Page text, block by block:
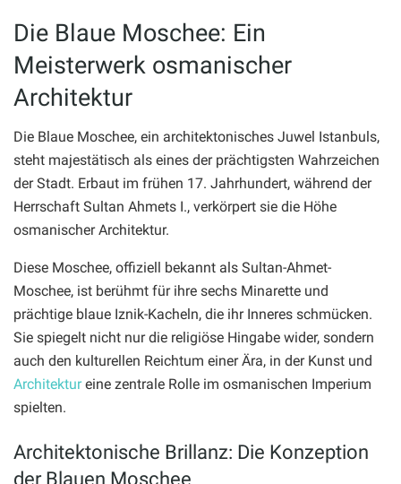
Die Blaue Moschee: Ein
Meisterwerk osmanischer
Architektur
Die Blaue Moschee, ein architektonisches Juwel Istanbuls,
steht majestätisch als eines der prächtigsten Wahrzeichen
der Stadt. Erbaut im frühen 17. Jahrhundert, während der
Herrschaft Sultan Ahmets I., verkörpert sie die Höhe
osmanischer Architektur.
Diese Moschee, offiziell bekannt als Sultan-Ahmet-
Moschee, ist berühmt für ihre sechs Minarette und
prächtige blaue Iznik-Kacheln, die ihr Inneres schmücken.
Sie spiegelt nicht nur die religiöse Hingabe wider, sondern
auch den kulturellen Reichtum einer Ära, in der Kunst und
Architektureine zentrale Rolle im osmanischen Imperium
spielten.
Architektonische Brillanz: Die Konzeption
der Blauen Moschee